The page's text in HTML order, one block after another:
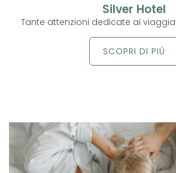
Silver Hotel
Tante attenzioni dedicate ai
SCOPRI DI PIÙ